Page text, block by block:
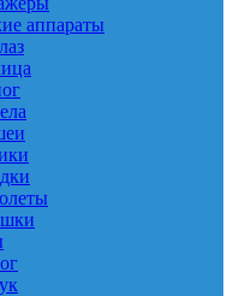
аппараты